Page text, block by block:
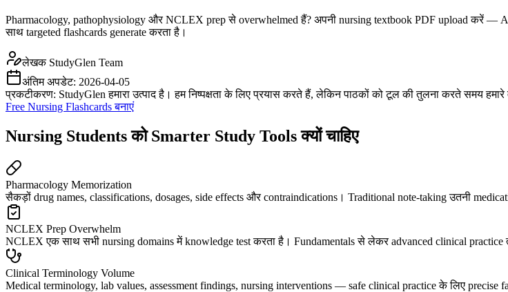
Pharmacology, pathophysiology और NCLEX prep से overwhelmed हैं? अपनी nursing textbook PDF upload करें —
साथ targeted flashcards generate करता है।
लेखक StudyGlen Team
अंतिम अपडेट: 2026-04-05
प्रकटीकरण: StudyGlen हमारा उत्पाद है। हम निष्पक्षता के लिए प्रयास करते हैं, लेकिन पाठकों को टूल की तुलना करते समय हमारे
Free Nursing Flashcards बनाएं
Nursing Students को Smarter Study Tools क्यों चाहिए
Pharmacology Memorization
सैकड़ों drug names, classifications, dosages, side effects और contraindications। Traditional note-taking उतनी
NCLEX Prep Overwhelm
NCLEX एक साथ सभी nursing domains में knowledge test करता है। Fundamentals से लेकर advanced clinical
Clinical Terminology Volume
Medical terminology, lab values, assessment findings, nursing interventions — safe clinical practice के लिए precise